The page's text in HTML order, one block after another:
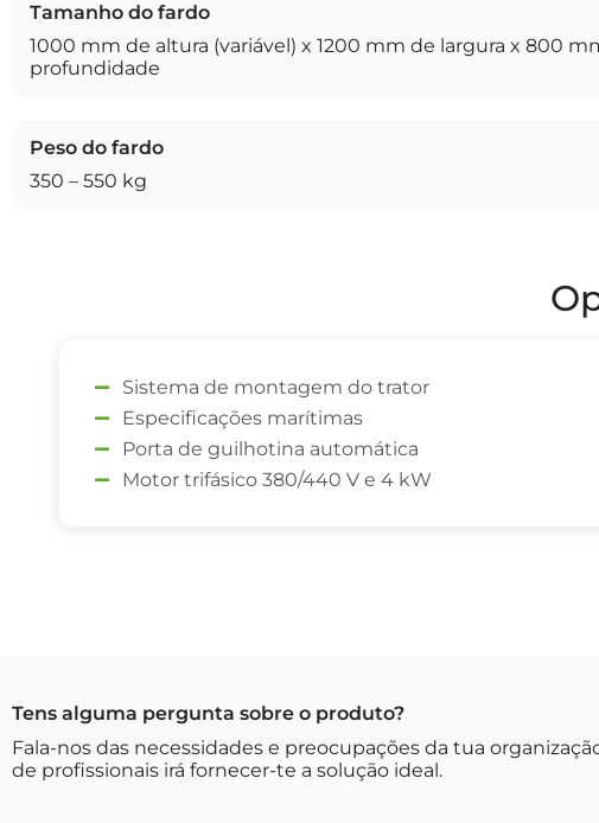
Tamanho do fardo
1000 mm de altura (variável) x 1200 mm de largura x 800
profundidade
Peso do fardo
350 – 550 kg
Sistema de montagem do trator
Especificações marítimas
Porta de guilhotina automática
Motor trifásico 380/440 V e 4 kW
Tens alguma pergunta sobre o produto?
Fala-nos das necessidades e preocupações da tua
de profissionais irá fornecer-te a solução ideal.